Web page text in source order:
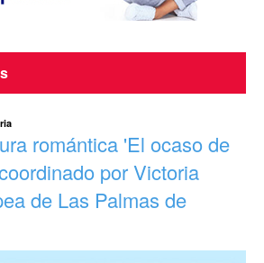
romántica 'El ocaso de
por Victoria
de Las Palmas de